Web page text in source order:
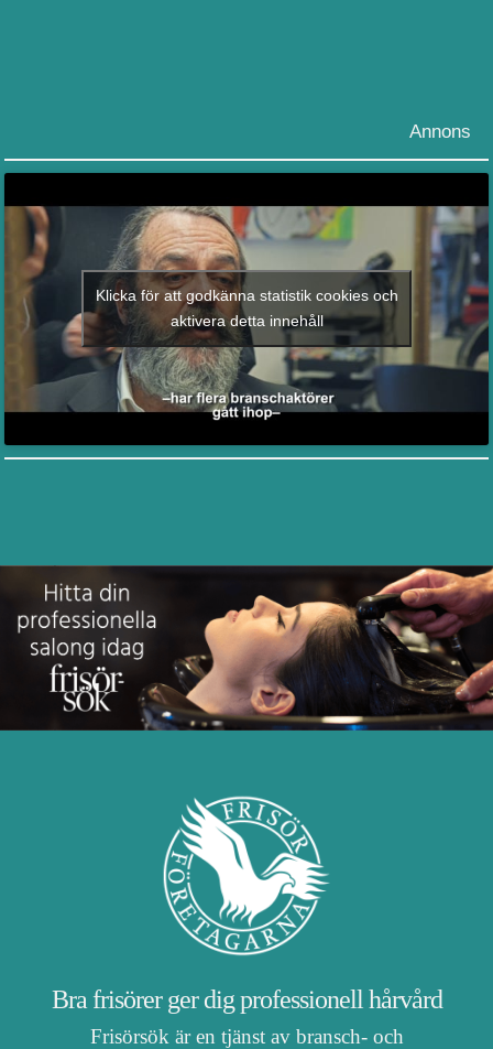
Annons
Klicka för att godkänna statistik cookies och
aktivera detta innehåll
Bra frisörer ger dig professionell hårvård
Frisörsök är en tjänst av bransch- och